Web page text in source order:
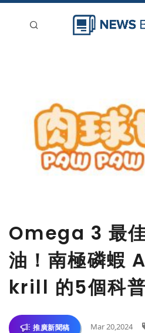
刊登
Omega 3 最
油！南極磷
krill 的5個科普
推廣新聞稿 Mar 20,2024